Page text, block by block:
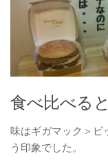
食べ比べると
味はギガマック＞ビ
う印象でした。